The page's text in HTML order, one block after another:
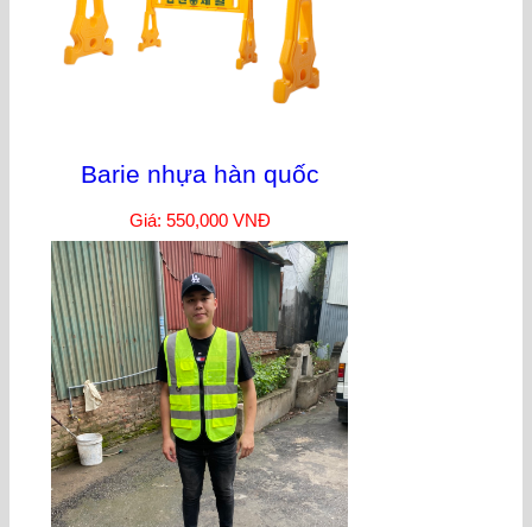
Barie nhựa hàn quốc
Giá: 550,000 VNĐ